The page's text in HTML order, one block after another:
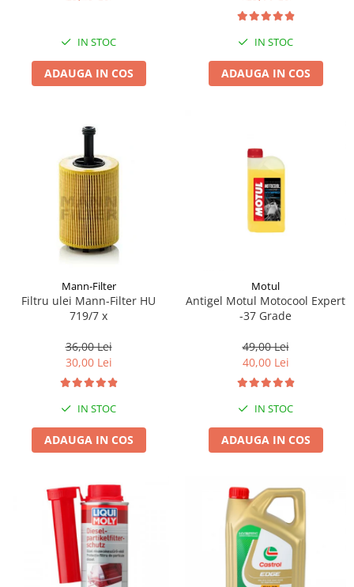
IN STOC
ADAUGA IN COS
IN STOC
ADAUGA IN COS
Mann-Filter
Filtru ulei Mann-Filter HU
719/7 x
36,00 Lei
30,00 Lei
IN STOC
ADAUGA IN COS
Motul
Antigel Motul Motocool Expert
-37 Grade
49,00 Lei
40,00 Lei
IN STOC
ADAUGA IN COS